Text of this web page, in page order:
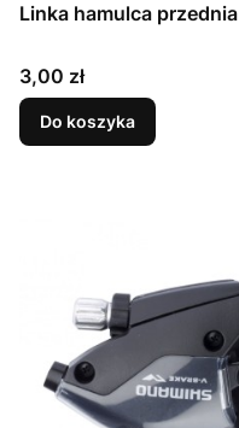
Linka hamulca przednia
Cena
3,00 zł
Do koszyka